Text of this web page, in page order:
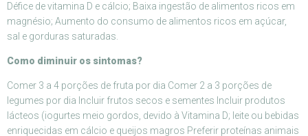
Défice de vitamina D e cálcio; Baixa ingestão de alimentos ricos em
magnésio; Aumento do consumo de alimentos ricos em açúcar,
sal e gorduras saturadas.
Como diminuir os sintomas?
Comer 3 a 4 porções de fruta por dia Comer 2 a 3 porções de
legumes por dia Incluir frutos secos e sementes Incluir produtos
lácteos (iogurtes meio gordos, devido à Vitamina D; leite ou bebidas
enriquecidas em cálcio e queijos magros Preferir proteínas animais